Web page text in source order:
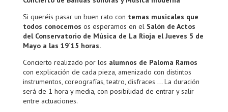
Si queréis pasar un buen rato con temas musicales que
todos conocemos os esperamos en el Salón de Actos
del Conservatorio de Música de La Rioja el Jueves 5 de
Mayo a las 19´15 horas.
Concierto realizado por los alumnos de Paloma Ramos
con explicación de cada pieza, amenizado con distintos
instrumentos, coreografías, teatro, disfraces … La duración
será de 1 hora y media, con posibilidad de entrar y salir
entre actuaciones.